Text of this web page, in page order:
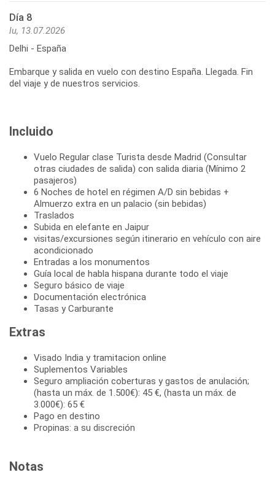
Día 8
lu, 13.07.2026
Delhi - España
Embarque y salida en vuelo con destino España. Llegada. Fin
del viaje y de nuestros servicios.
Incluido
Vuelo Regular clase Turista desde Madrid (Consultar
otras ciudades de salida) con salida diaria (Mínimo 2
pasajeros)
6 Noches de hotel en régimen A/D sin bebidas +
Almuerzo extra en un palacio (sin bebidas)
Traslados
Subida en elefante en Jaipur
visitas/excursiones según itinerario en vehículo con aire
acondicionado
Entradas a los monumentos
Guía local de habla hispana durante todo el viaje
Seguro básico de viaje
Documentación electrónica
Tasas y Carburante
Extras
Visado India y tramitacion online
Suplementos Variables
Seguro ampliación coberturas y gastos de anulación;
(hasta un máx. de 1.500€): 45 €, (hasta un máx. de
3.000€): 65 €
Pago en destino
Propinas: a su discreción
Notas